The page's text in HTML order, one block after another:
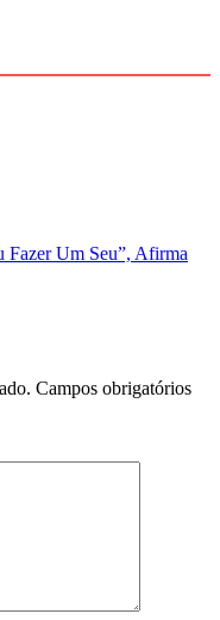
Fazer Um Seu”, Afirma
Campos obrigatórios